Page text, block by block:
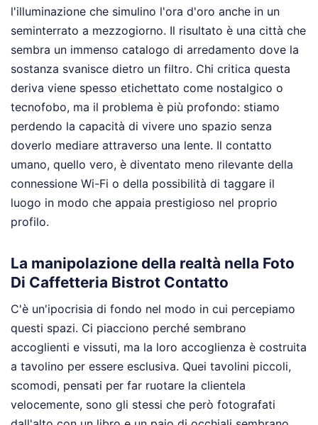
l'illuminazione che simulino l'ora d'oro anche in un
seminterrato a mezzogiorno. Il risultato è una città che
sembra un immenso catalogo di arredamento dove la
sostanza svanisce dietro un filtro. Chi critica questa
deriva viene spesso etichettato come nostalgico o
tecnofobo, ma il problema è più profondo: stiamo
perdendo la capacità di vivere uno spazio senza
doverlo mediare attraverso una lente. Il contatto
umano, quello vero, è diventato meno rilevante della
connessione Wi-Fi o della possibilità di taggare il
luogo in modo che appaia prestigioso nel proprio
profilo.
La manipolazione della realtà nella Foto
Di Caffetteria Bistrot Contatto
C'è un'ipocrisia di fondo nel modo in cui percepiamo
questi spazi. Ci piacciono perché sembrano
accoglienti e vissuti, ma la loro accoglienza è costruita
a tavolino per essere esclusiva. Quei tavolini piccoli,
scomodi, pensati per far ruotare la clientela
velocemente, sono gli stessi che però fotografati